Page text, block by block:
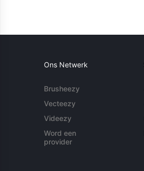
Ons Netwerk
Brusheezy
Vecteezy
Videezy
Word een
provider